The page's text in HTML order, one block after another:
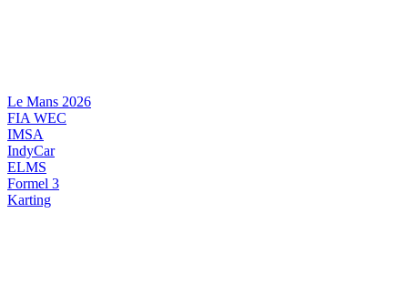
Le Mans 2026
FIA WEC
IMSA
IndyCar
ELMS
Formel 3
Karting